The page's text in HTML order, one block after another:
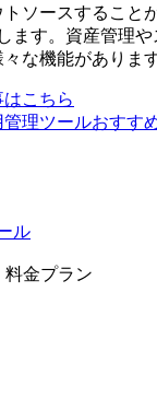
トソースすること
ます。資産管理
な機能があります
こちら
管理ツールおすす
ル
金プラン